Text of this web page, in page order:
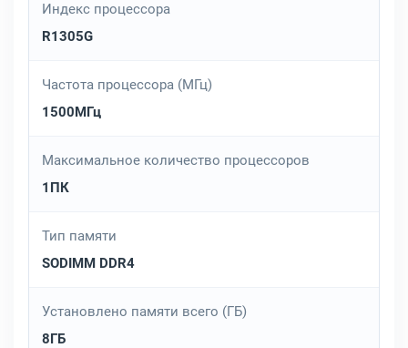
Индекс процессора
R1305G
Частота процессора (МГц)
1500МГц
Максимальное количество процессоров
1ПК
Тип памяти
SODIMM DDR4
Установлено памяти всего (ГБ)
8ГБ